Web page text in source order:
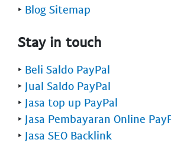
‣ Blog Sitemap
Stay in touch
‣ Beli Saldo PayPal
‣ Jual Saldo PayPal
‣ Jasa top up PayPal
‣ Jasa Pembayaran Online
‣ Jasa SEO Backlink